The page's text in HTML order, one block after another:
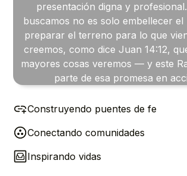
presentación digna y
buscamos no es solo embellecer el
preparar el terreno para lo que
creemos, como dice Juan 14:12,
mayores cosas veremos — y este
parte de esa promesa en
Construyendo puentes de fe
Conectando comunidades
Inspirando vidas